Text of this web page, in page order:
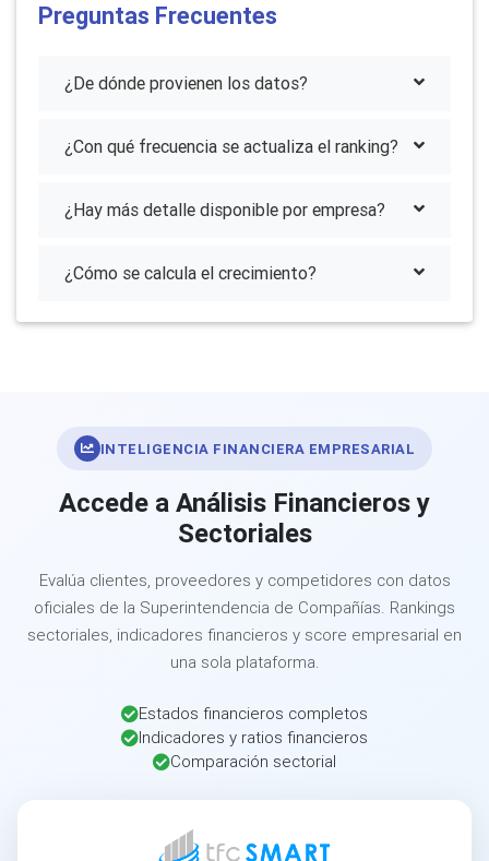
Preguntas Frecuentes
¿De dónde provienen los datos?
¿Con qué frecuencia se actualiza el ranking?
¿Hay más detalle disponible por empresa?
¿Cómo se calcula el crecimiento?
INTELIGENCIA FINANCIERA EMPRESARIAL
Accede a Análisis Financieros y
Sectoriales
Evalúa clientes, proveedores y competidores con datos
oficiales de la Superintendencia de Compañías. Rankings
sectoriales, indicadores financieros y score empresarial en
una sola plataforma.
Estados financieros completos
Indicadores y ratios financieros
Comparación sectorial